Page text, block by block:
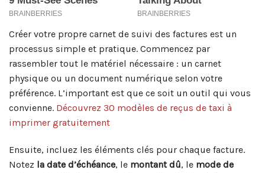
Créer votre propre carnet de suivi des factures est un
processus simple et pratique. Commencez par
rassembler tout le matériel nécessaire : un carnet
physique ou un document numérique selon votre
préférence. L’important est que ce soit un outil qui vous
convienne. Découvrez 30 modèles de reçus de taxi à
imprimer gratuitement
Ensuite, incluez les éléments clés pour chaque facture.
Notez la date d’échéance, le montant dû, le mode de